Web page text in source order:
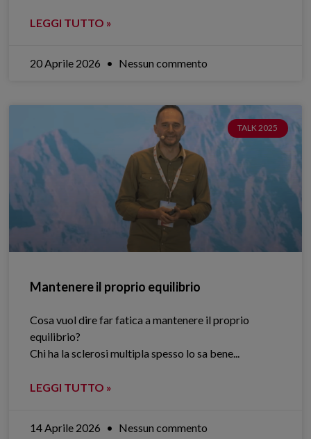
LEGGI TUTTO »
20 Aprile 2026 Nessun commento
TALK 2025
Mantenere il proprio equilibrio
Cosa vuol dire far fatica a mantenere il proprio
equilibrio?
Chi ha la sclerosi multipla spesso lo sa bene.​..
LEGGI TUTTO »
14 Aprile 2026 Nessun commento